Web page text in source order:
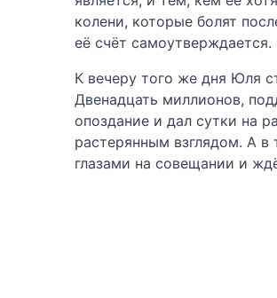
колени, которые болят
её счёт
К вечеру того же дня Юля
Двенадцать миллионов,
опоздание и дал сутки на
растерянным взглядом. А
глазами на совещании и